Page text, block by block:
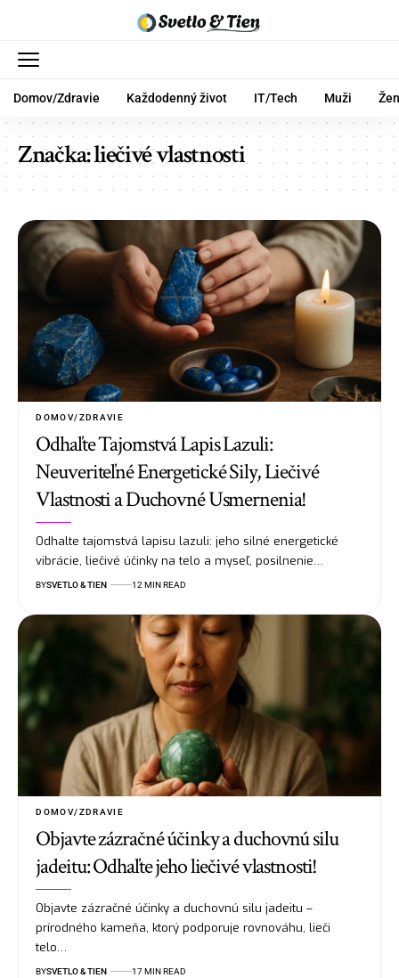
Domov/Zdravie Každodenný život IT/Tech Muži
Značka:liečivé vlastnosti
DOMOV/ZDRAVIE
Odhaľte Tajomstvá Lapis Lazuli:
Neuveriteľné Energetické Sily, Liečivé
Vlastnosti a Duchovné Usmernenia!
Odhalte tajomstvá lapisu lazuli: jeho silné energetické
vibrácie, liečivé účinky na telo a myseľ, posilnenie…
BYSVETLO & TIEN 12 MIN READ
DOMOV/ZDRAVIE
Objavte zázračné účinky a duchovnú silu
jadeitu: Odhaľte jeho liečivé vlastnosti!
Objavte zázračné účinky a duchovnú silu jadeitu –
prírodného kameňa, ktorý podporuje rovnováhu, lieči
telo…
BYSVETLO & TIEN 17 MIN READ